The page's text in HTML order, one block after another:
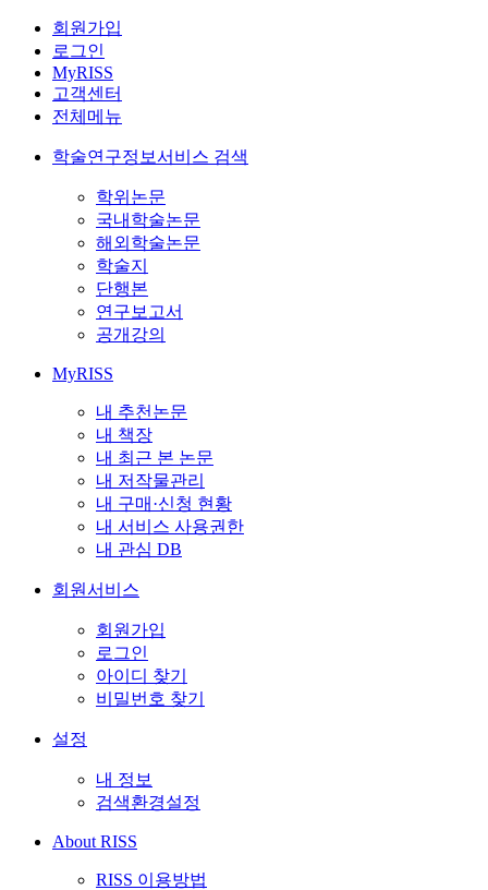
회원가입
로그인
MyRISS
고객센터
전체메뉴
학술연구정보서비스 검색
학위논문
국내학술논문
해외학술논문
학술지
단행본
연구보고서
공개강의
MyRISS
내 추천논문
내 책장
내 최근 본 논문
내 저작물관리
내 구매·신청 현황
내 서비스 사용권한
내 관심 DB
회원서비스
회원가입
로그인
아이디 찾기
비밀번호 찾기
설정
내 정보
검색환경설정
About RISS
RISS 이용방법